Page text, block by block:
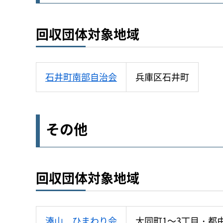
回収団体対象地域
石井町南部自治会 兵庫区石井町
その他
回収団体対象地域